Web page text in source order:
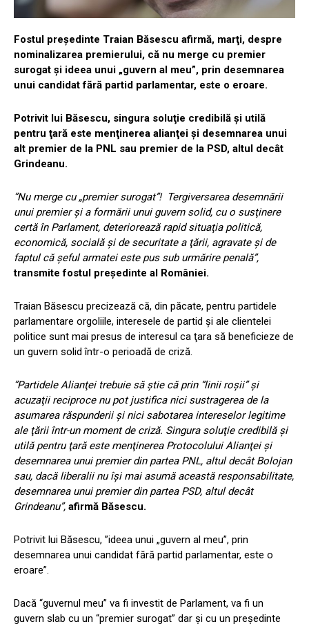
Fostul preşedinte Traian Băsescu afirmă, marţi, despre
nominalizarea premierului, că nu merge cu premier
surogat şi ideea unui „guvern al meu”, prin desemnarea
unui candidat fără partid parlamentar, este o eroare.
Potrivit lui Băsescu, singura soluţie credibilă şi utilă
pentru ţară este menţinerea alianţei şi desemnarea unui
alt premier de la PNL sau premier de la PSD, altul decât
Grindeanu.
”Nu merge cu „premier surogat”! Tergiversarea desemnării
unui premier şi a formării unui guvern solid, cu o susţinere
certă în Parlament, deteriorează rapid situaţia politică,
economică, socială şi de securitate a ţării, agravate şi de
faptul că şeful armatei este pus sub urmărire penală”,
transmite fostul preşedinte al României.
Traian Băsescu precizează că, din păcate, pentru partidele
parlamentare orgoliile, interesele de partid şi ale clientelei
politice sunt mai presus de interesul ca ţara să beneficieze de
un guvern solid într-o perioadă de criză.
”Partidele Alianţei trebuie să ştie că prin “linii roşii” şi
acuzaţii reciproce nu pot justifica nici sustragerea de la
asumarea răspunderii şi nici sabotarea intereselor legitime
ale ţării într-un moment de criză. Singura soluţie credibilă şi
utilă pentru ţară este menţinerea Protocolului Alianţei şi
desemnarea unui premier din partea PNL, altul decât Bolojan
sau, dacă liberalii nu îşi mai asumă această responsabilitate,
desemnarea unui premier din partea PSD, altul decât
Grindeanu”, afirmă Băsescu.
Potrivit lui Băsescu, ”ideea unui „guvern al meu”, prin
desemnarea unui candidat fără partid parlamentar, este o
eroare”.
Dacă “guvernul meu” va fi investit de Parlament, va fi un
guvern slab cu un “premier surogat” dar şi cu un preşedinte